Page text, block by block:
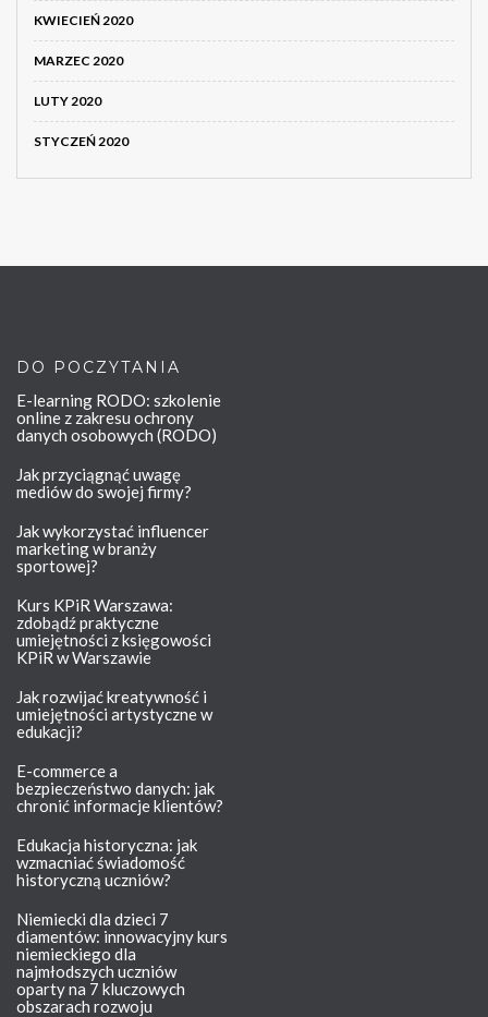
KWIECIEŃ 2020
MARZEC 2020
LUTY 2020
STYCZEŃ 2020
DO POCZYTANIA
E-learning RODO: szkolenie
online z zakresu ochrony
danych osobowych (RODO)
Jak przyciągnąć uwagę
mediów do swojej firmy?
Jak wykorzystać influencer
marketing w branży
sportowej?
Kurs KPiR Warszawa:
zdobądź praktyczne
umiejętności z księgowości
KPiR w Warszawie
Jak rozwijać kreatywność i
umiejętności artystyczne w
edukacji?
E-commerce a
bezpieczeństwo danych: jak
chronić informacje klientów?
Edukacja historyczna: jak
wzmacniać świadomość
historyczną uczniów?
Niemiecki dla dzieci 7
diamentów: innowacyjny kurs
niemieckiego dla
najmłodszych uczniów
oparty na 7 kluczowych
obszarach rozwoju